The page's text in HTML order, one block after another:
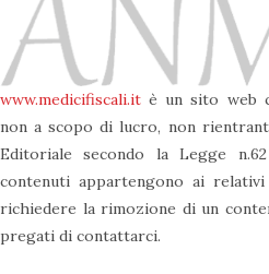
www.medicifiscali.it è un sito web
non a scopo di lucro, non
Editoriale secondo la Legge
contenuti appartengono ai
richiedere la rimozione di un
pregati di contattarci.